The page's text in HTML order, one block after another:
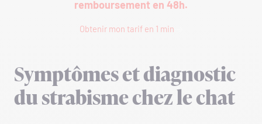
remboursement en 48h.
Obtenir mon tarif en 1 min
Symptômes et diagnostic
du strabisme chez le chat